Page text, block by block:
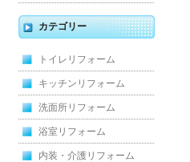
ッチン・床・収納を一新
し、扉新設で動線を整えた
全面改修
カテゴリー
トイレリフォーム
キッチンリフォーム
洗面所リフォーム
浴室リフォーム
内装・介護リフォーム